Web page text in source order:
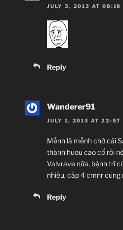
JULY 3, 2013 AT 08:18
Reply
Wanderer91
JULY 1, 2013 AT 22:57
Mềnh là mềnh chờ cái
thành hươu cao cổ rồi
Valvrave nữa, bệnh trĩ
nhiều, cấp 4 cmnr cũng
Reply